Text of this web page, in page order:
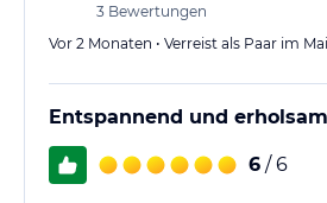
3 Bewertungen
Vor 2 Monaten • Verreist als Paar im
Entspannend und
6 / 6